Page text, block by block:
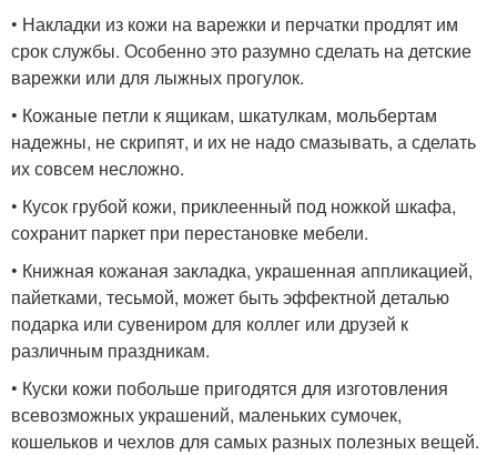
• Накладки из кожи на варежки и перчатки продлят им
срок службы. Особенно это разумно сделать на детские
варежки или для лыжных прогулок.
• Кожаные петли к ящикам, шкатулкам, мольбертам
надежны, не скрипят, и их не надо смазывать, а сделать
их совсем несложно.
• Кусок грубой кожи, приклеенный под ножкой шкафа,
сохранит паркет при перестановке мебели.
• Книжная кожаная закладка, украшенная аппликацией,
пайетками, тесьмой, может быть эффектной деталью
подарка или сувениром для коллег или друзей к
различным праздникам.
• Куски кожи побольше пригодятся для изготовления
всевозможных украшений, маленьких сумочек,
кошельков и чехлов для самых разных полезных вещей.